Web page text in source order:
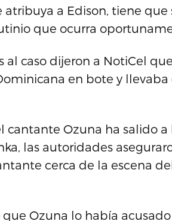
a Edison, tiene que
que ocurra
al caso dijeron a NotiCel
en bote y llevaba
cantante Ozuna ha salido
las autoridades
cerca de la escena
Ozuna lo había